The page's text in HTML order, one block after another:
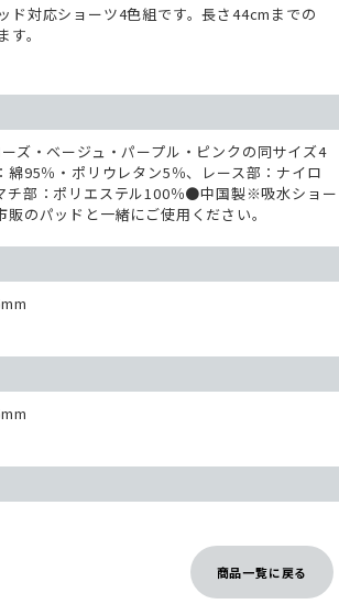
ド対応ショーツ4色組です。長さ44cmまでの
。
ズ・ベージュ・パープル・ピンクの同サイズ4
95％・ポリウレタン5％、レース部：ナイロ
チ部：ポリエステル100％●中国製※吸水ショー
販のパッドと一緒にご使用ください。
商品一覧に戻る